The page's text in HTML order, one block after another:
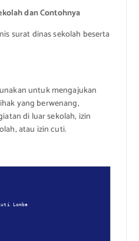
dan Contohnya
surat dinas sekolah beserta
untuk mengajukan
yang berwenang,
di luar sekolah, izin
atau izin cuti.
Lomba